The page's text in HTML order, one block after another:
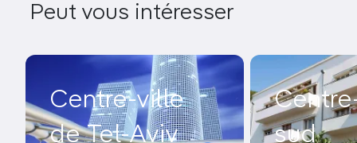
Peut vous intéresser
Centre-ville
de Tel-Aviv
sud